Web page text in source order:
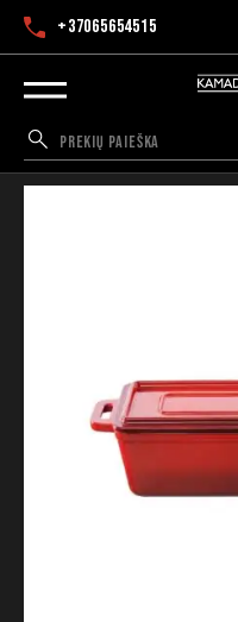
+37065654515